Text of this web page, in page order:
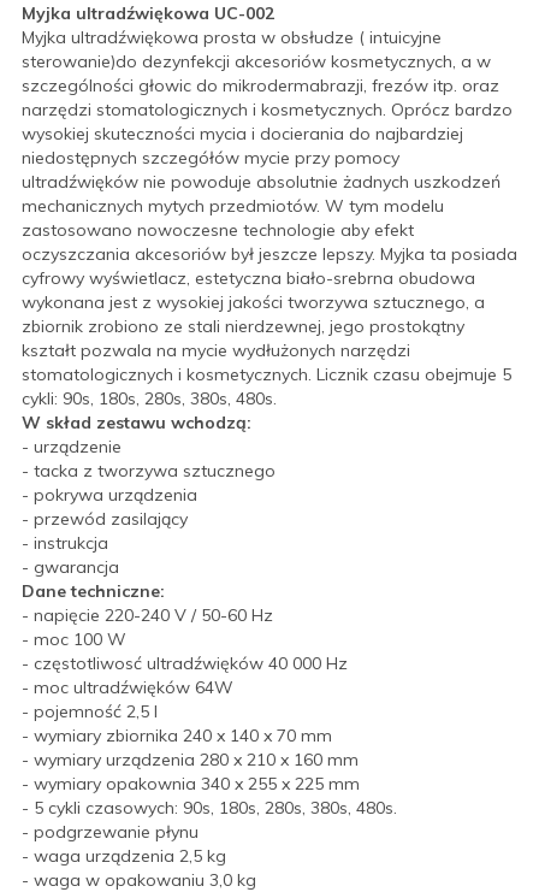
Myjka ultradźwiękowa UC-002
Myjka ultradźwiękowa prosta w obsłudze ( intuicyjne
sterowanie)do dezynfekcji akcesoriów kosmetycznych, a w
szczególności głowic do mikrodermabrazji, frezów itp. oraz
narzędzi stomatologicznych i kosmetycznych. Oprócz bardzo
wysokiej skuteczności mycia i docierania do najbardziej
niedostępnych szczegółów mycie przy pomocy
ultradźwięków nie powoduje absolutnie żadnych uszkodzeń
mechanicznych mytych przedmiotów. W tym modelu
zastosowano nowoczesne technologie aby efekt
oczyszczania akcesoriów był jeszcze lepszy. Myjka ta posiada
cyfrowy wyświetlacz, estetyczna biało-srebrna obudowa
wykonana jest z wysokiej jakości tworzywa sztucznego, a
zbiornik zrobiono ze stali nierdzewnej, jego prostokątny
kształt pozwala na mycie wydłużonych narzędzi
stomatologicznych i kosmetycznych. Licznik czasu obejmuje 5
cykli: 90s, 180s, 280s, 380s, 480s.
W skład zestawu wchodzą:
- urządzenie
- tacka z tworzywa sztucznego
- pokrywa urządzenia
- przewód zasilający
- instrukcja
- gwarancja
Dane techniczne:
- napięcie 220-240 V / 50-60 Hz
- moc 100 W
- częstotliwosć ultradźwięków 40 000 Hz
- moc ultradźwięków 64W
- pojemność 2,5 l
- wymiary zbiornika 240 x 140 x 70 mm
- wymiary urządzenia 280 x 210 x 160 mm
- wymiary opakownia 340 x 255 x 225 mm
- 5 cykli czasowych: 90s, 180s, 280s, 380s, 480s.
- podgrzewanie płynu
- waga urządzenia 2,5 kg
- waga w opakowaniu 3,0 kg